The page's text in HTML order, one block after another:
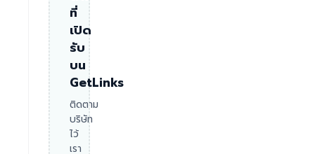
ที่
เปิด
รับ
บน
GetLinks
ติดตาม
บริษัท
ไว้
เรา